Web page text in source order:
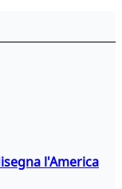
l'America